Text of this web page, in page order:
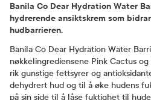
Banila Co Dear Hydration Water
hydrerende ansiktskrem som
hudbarrieren.
Banila Co Dear Hydration Water
nøkkelingrediensene Pink Cactus
rik gunstige fettsyrer og
dehydrert hud og til å øke hudens
på sin side til å låse fuktighet til